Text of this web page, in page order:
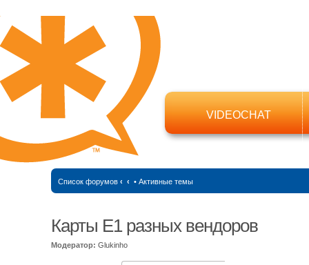
VIDEOCHAT
Список форумов ‹ ‹ • Активные темы
Карты Е1 разных вендоров
Модератор: Glukinho